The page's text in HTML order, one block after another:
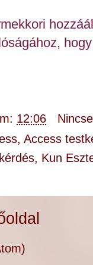
12:06
,Access
kérdés, Kun